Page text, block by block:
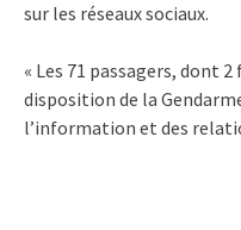
sur les réseaux sociaux.
« Les 71 passagers, dont
disposition de la
l’information et des